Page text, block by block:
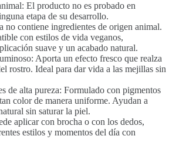
El producto no es probado en
etapa de su desarrollo.
no contiene ingredientes de origen animal.
con estilos de vida veganos,
suave y un acabado natural.
Aporta un efecto fresco que realza
rostro. Ideal para dar vida a las mejillas sin
de alta pureza: Formulado con pigmentos
color de manera uniforme. Ayudan a
sin saturar la piel.
aplicar con brocha o con los dedos,
estilos y momentos del día con